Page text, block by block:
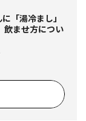
「湯冷まし」
飲ませ方につい